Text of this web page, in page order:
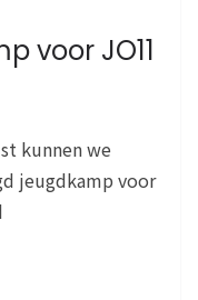
voor JO11
kunnen we
jeugdkamp voor